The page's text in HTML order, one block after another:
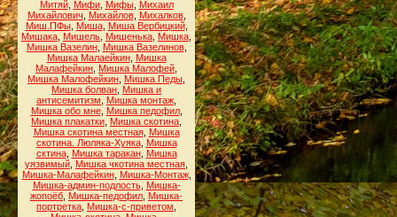
Митяй, Мифи, Мифы, Михаил
Михайлович
Михайлов, Михалков,
Миш.ПФы, Миша, Миша Вербицкий,
Мишака Мишель Мишенька Мишка
Мишка Вазелин, Мишка Вазелинов,
Мишка Малаейкин, Мишка
Малафейкин Мишка Малофей
Мишка Малофейкин Мишка Педы
Мишка болван Мишка и
антисемитизм
Мишка монтаж
Мишка обо мне, Мишка педофил,
Мишка плакатки Мишка скотина
Мишка скотина местная, Мишка
скотина. Люляка-Хуяка, Мишка
сктина, Мишка таракан, Мишка
уязвимый Мишка чкотина местная
Мишка-Малафейкин, Мишка-Монтаж,
Мишка-админ-подлость, Мишка-
жопоёб Мишка-педофил Мишка-
портретка Мишка-с-приветом